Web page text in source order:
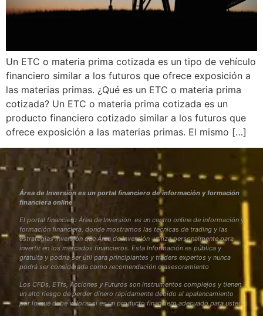
Un ETC o materia prima cotizada es un tipo de vehículo
financiero similar a los futuros que ofrece exposición a
las materias primas. ¿Qué es un ETC o materia prima
cotizada? Un ETC o materia prima cotizada es un
producto financiero cotizado similar a los futuros que
ofrece exposición a las materias primas. El mismo […]
Área de Inversión es un portal financiero de información y formación
financiera online
El portal financiero Área de Inversión es un centro online de información y
formación financiera, donde mostramos las técnicas de trading y las
estrategias inversión que Área de Inversión utiliza personalmente para
invertir en los mercados financieros. Esta Información es pública y
gratuita y podría ser útil para principiantes y traders expertos y nunca
podrá ser considerada como recomendación o asesoramiento
Los CFDs, ETfs, Acciones y Futuros son instrumentos complejos y tienen
un alto riesgo de perder dinero rápidamente debido al apalancamiento
por lo que debe valorar si es un producto financiero adecuado para usted